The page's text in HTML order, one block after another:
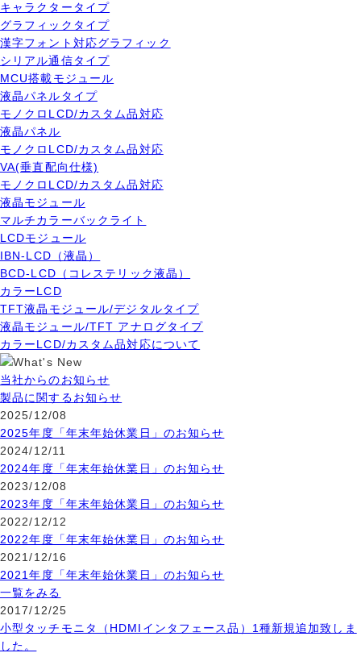
キャラクタータイプ
グラフィックタイプ
漢字フォント対応グラフィック
シリアル通信タイプ
MCU搭載モジュール
液晶パネルタイプ
モノクロLCD/カスタム品対応
液晶パネル
モノクロLCD/カスタム品対応
VA(垂直配向仕様)
モノクロLCD/カスタム品対応
液晶モジュール
マルチカラーバックライト
LCDモジュール
IBN-LCD（液晶）
BCD-LCD（コレステリック液晶）
カラーLCD
TFT液晶モジュール/デジタルタイプ
液晶モジュール/TFT アナログタイプ
カラーLCD/カスタム品対応について
当社からのお知らせ
製品に関するお知らせ
2025/12/08
2025年度「年末年始休業日」のお知らせ
2024/12/11
2024年度「年末年始休業日」のお知らせ
2023/12/08
2023年度「年末年始休業日」のお知らせ
2022/12/12
2022年度「年末年始休業日」のお知らせ
2021/12/16
2021年度「年末年始休業日」のお知らせ
一覧をみる
2017/12/25
小型タッチモニタ（HDMIインタフェース品）1種新規追加致しま
した。